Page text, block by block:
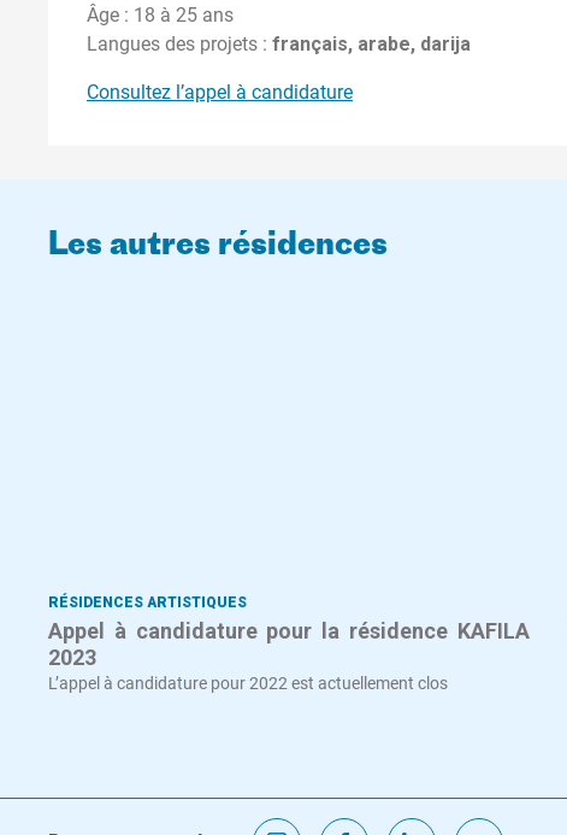
Âge : 18 à 25 ans
Langues des projets : français, arabe, darija
Consultez l’appel à candidature
Les autres résidences
RÉSIDENCES ARTISTIQUES
Appel à candidature pour la résidence KAFILA
2023
L’appel à candidature pour 2022 est actuellement clos